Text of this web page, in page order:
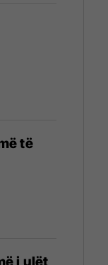
të
i ulët